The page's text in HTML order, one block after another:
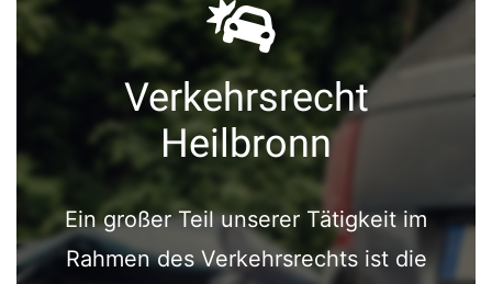
Verkehrsrecht
Heilbronn
Ein großer Teil unserer Tätigkeit im
Rahmen des Verkehrsrechts ist die